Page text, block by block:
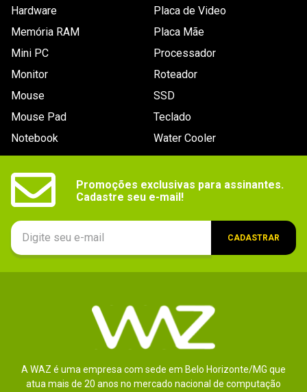
Consumo (média): 3.0 W
Consumo total: 4.5 W
Dimensões 3.15" X 0.87 " X 0.09"
informações
- MTBF: 1.5 milhão de horas.
Hardware
Memória RAM
Mini PC
Monitor
Mouse
Mouse Pad
Notebook
Placa de Video
Placa Mãe
Processador
Roteador
SSD
Teclado
Water Cooler
Promoções exclusivas para assinantes.
Cadastre seu e-mail!
CADASTRAR
A WAZ é uma empresa com sede em Belo Horizonte/MG que
atua mais de 20 anos no mercado nacional de computação